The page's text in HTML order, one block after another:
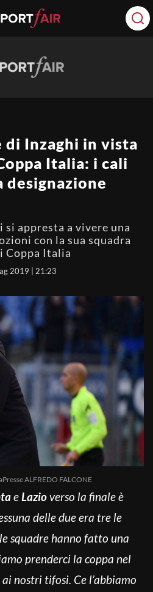
di Inzaghi in vista
Italia: i cali
designazione
si appresta a vivere una
con la sua squadra
Coppa Italia
2019 | 21:23
ALFREDO FALCONE
eLazioverso la finale è
delle due era tre le
squadre hanno fatto una
prenderci la coppa nel
nostri tifosi. Ce l’abbiamo